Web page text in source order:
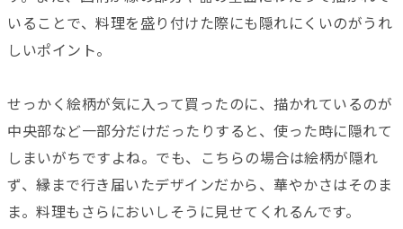
いることで、料理を盛り付けた際にも隠れにくいのがうれ
しいポイント。
せっかく絵柄が気に入って買ったのに、描かれているのが
中央部など一部分だけだったりすると、使った時に隠れて
しまいがちですよね。でも、こちらの場合は絵柄が隠れ
ず、縁まで行き届いたデザインだから、華やかさはそのま
ま。料理もさらにおいしそうに見せてくれるんです。